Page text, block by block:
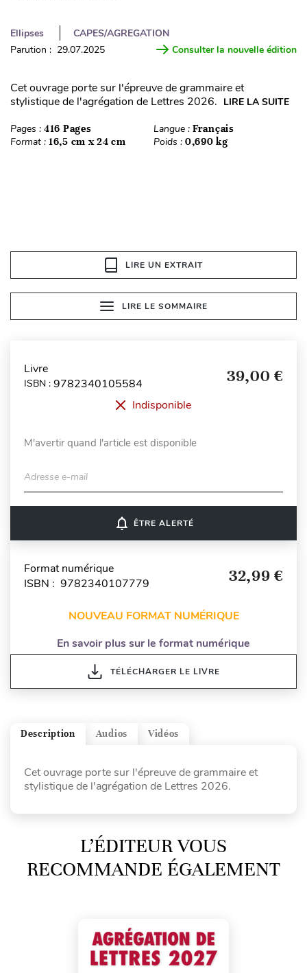
Ellipses
CAPES/AGREGATION
Parution : 29.07.2025
Consulter la nouvelle édition
Cet ouvrage porte sur l'épreuve de grammaire et
stylistique de l'agrégation de Lettres 2026. LIRE LA SUITE
Pages : 416 Pages Langue : Français
Format : 16,5 cm x 24 cm Poids : 0,690 kg
LIRE UN EXTRAIT
LIRE LE SOMMAIRE
Livre
ISBN : 9782340105584 39,00 €
Indisponible
M'avertir quand l'article est disponible
Adresse e-mail
notifications_none ÊTRE ALERTÉ
Format numérique
ISBN : 9782340107779
32,99 €
NOUVEAU FORMAT NUMÉRIQUE
En savoir plus sur le format numérique
TÉLÉCHARGER LE LIVRE
Vidéos
Audios
Description
Cet ouvrage porte sur l'épreuve de grammaire et
stylistique de l'agrégation de Lettres 2026.
L’ÉDITEUR VOUS
RECOMMANDE ÉGALEMENT